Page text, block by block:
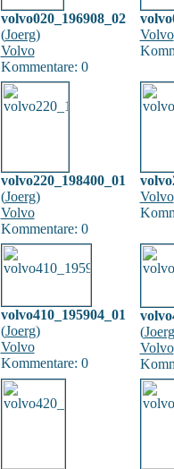
volvo020_196908_02
(Joerg)
Volvo
Kommentare: 0
Volvo
volvo220_198400_01
(Joerg)
Volvo
Kommentare: 0
Volvo
volvo410_195904_01
(Joerg)
Volvo
Kommentare: 0
(Joerg
Volvo